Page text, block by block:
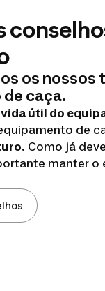
os nossos
caça.
útil do
de
. Como já
manter